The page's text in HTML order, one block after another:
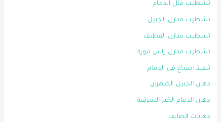
تشطيب فلل الدمام
تشطيب منازل الجبيل
تشطيب منازل القطيف
تشطيب منازل راس تنورة
تنفيذ اصباغ في الدمام
دهان الجبيل الظهران
دهان الدمام الخبر الشرقية
دهانات الطايف